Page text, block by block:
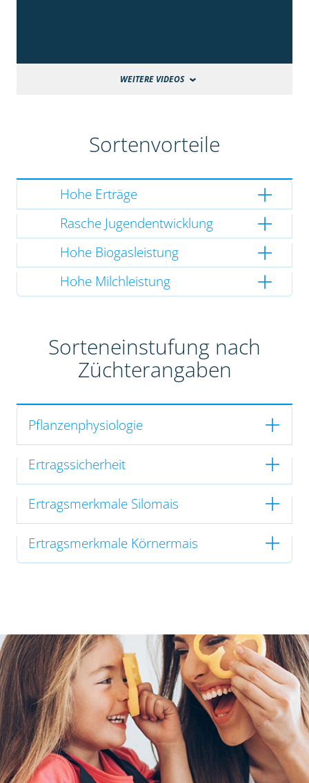
WEITERE VIDEOS
Sortenvorteile
Hohe Erträge
Rasche Jugendentwicklung
Hohe Biogasleistung
Hohe Milchleistung
Sorteneinstufung nach
Züchterangaben
Pflanzenphysiologie
Ertragssicherheit
Ertragsmerkmale Silomais
Ertragsmerkmale Körnermais